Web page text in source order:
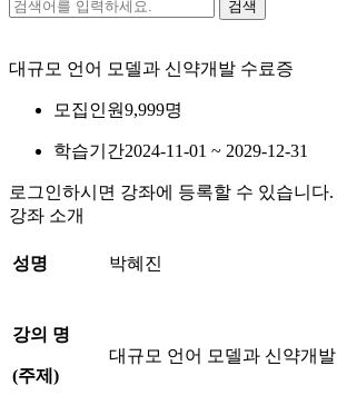
검색
대규모 언어 모델과 신약개발 수료증
모집인원9,999명
학습기간2024-11-01 ~ 2029-12-31
로그인하시면 강좌에 등록할 수 있습니다.
강좌 소개
성명 박혜진
강의 명
(주제 )
대규모 언어 모델과 신약개발